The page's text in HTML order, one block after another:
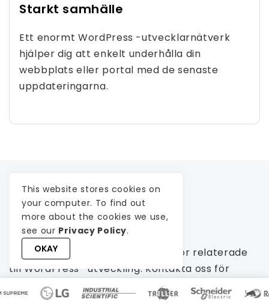
Starkt samhälle
Ett enormt WordPress -utvecklarnätverk
hjälper dig att enkelt underhålla din
webbplats eller portal med de senaste
uppdateringarna.
Vanliga frågor
Hitta snabba svar på vanliga frågor relaterade
till WordPress -utveckling. Kontakta oss för
ytterligare hjälp.
This website stores cookies on
your computer. To find out
more about the cookies we use,
see our Privacy Policy.
OKAY